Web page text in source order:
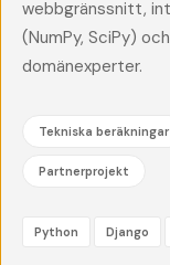
webbgränssnitt,
(NumPy, SciPy)
domänexperter.
Tekniska beräkningar
Partnerprojekt
Python Django